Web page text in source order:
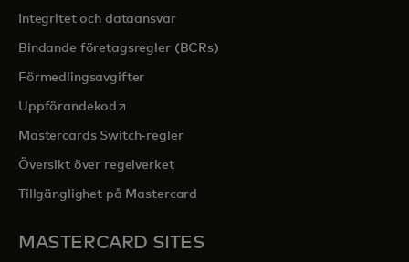
Integritet och dataansvar
Bindande företagsregler (BCRs)
Förmedlingsavgifter
Uppförandekod opens in a new tab
Mastercards Switch-regler
Översikt över regelverket
Tillgänglighet på Mastercard
MASTERCARD SITES